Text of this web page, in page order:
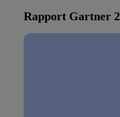
Rapport Gartner